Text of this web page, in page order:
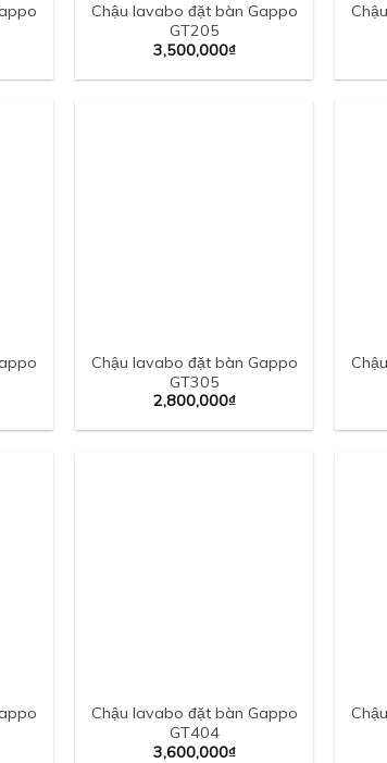
Chậu lavabo đặt bàn Gappo
GT205
3,500,000₫
Chậu lavabo đặt bàn Gappo
GT305
2,800,000₫
Chậu lavabo đặt bàn Gappo
GT404
3,600,000₫